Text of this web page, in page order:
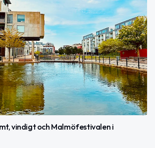
vindigt och Malmöfestivalen i